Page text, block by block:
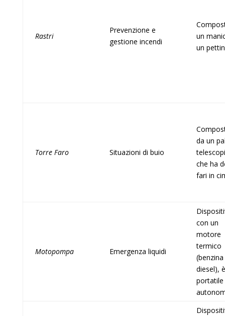
Rastri
Prevenzione e
gestione incendi
un
un
Torre Faro Situazioni di buio
da un
che ha
fari in
Motopompa Emergenza liquidi
con un
motore
termico
diesel), è
portatile